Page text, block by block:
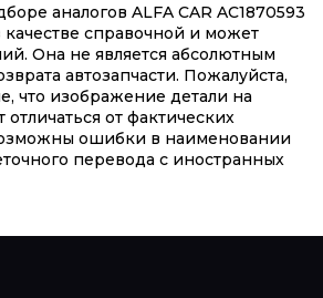
аналогов ALFA CAR AC1870593
качестве справочной и может
Она не является абсолютным
автозапчасти. Пожалуйста,
что изображение детали на
от фактических
ошибки в наименовании
перевода с иностранных